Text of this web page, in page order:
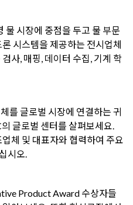
물 시장에 중점을 두고 물 부문
시스템을 제공하는 전시업체
사, 매핑, 데이터 수집, 기계 학
를 글로벌 시장에 연결하는 귀
글로벌 센터를 살펴보세요.
체 및 대표자와 협력하여 주요
시오.
Product Award 수상자들